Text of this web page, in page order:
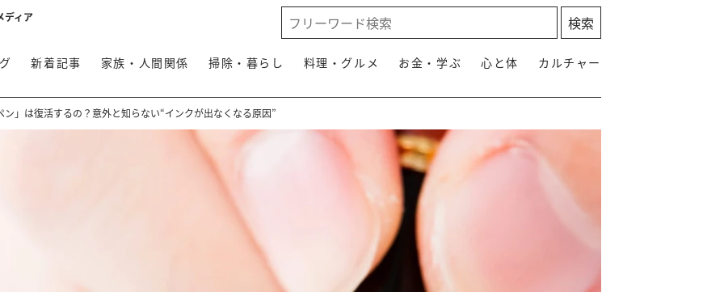
ディア
新着記事 家族・人間関係 掃除・暮らし 料理・グルメ お金・学ぶ 心と体 カルチャー
」は復活するの？意外と知らない“インクが出なくなる原因”